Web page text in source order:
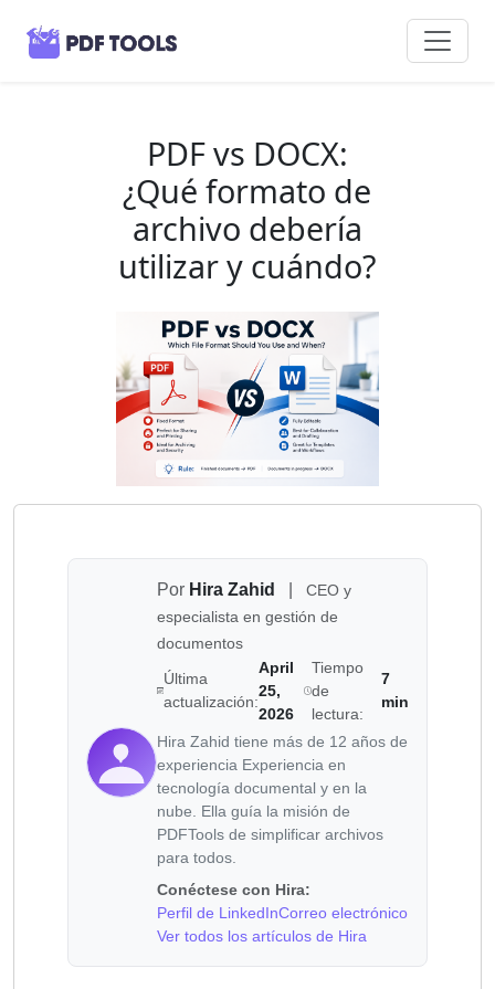
PDF vs DOCX:
¿Qué formato de
archivo debería
utilizar y cuándo?
Por Hira Zahid
CEO y
especialista en gestión de
documentos
Última
actualización:
April
25,
2026
Tiempo
de
lectura:
7
min
Hira Zahid tiene más de 12 años de
experiencia Experiencia en
tecnología documental y en la
nube. Ella guía la misión de
PDFTools de simplificar archivos
para todos.
Conéctese con Hira:
Perfil de LinkedInCorreo electrónico
Ver todos los artículos de Hira